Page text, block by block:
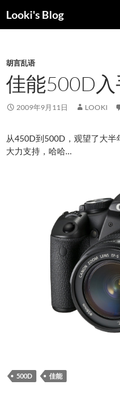
至
正
Looki's Blog
索
胡言乱语
佳能500D入
2009年9月11日 LOOKI
从450D到500D，观望了大半
大力支持，哈哈…
500D 佳能